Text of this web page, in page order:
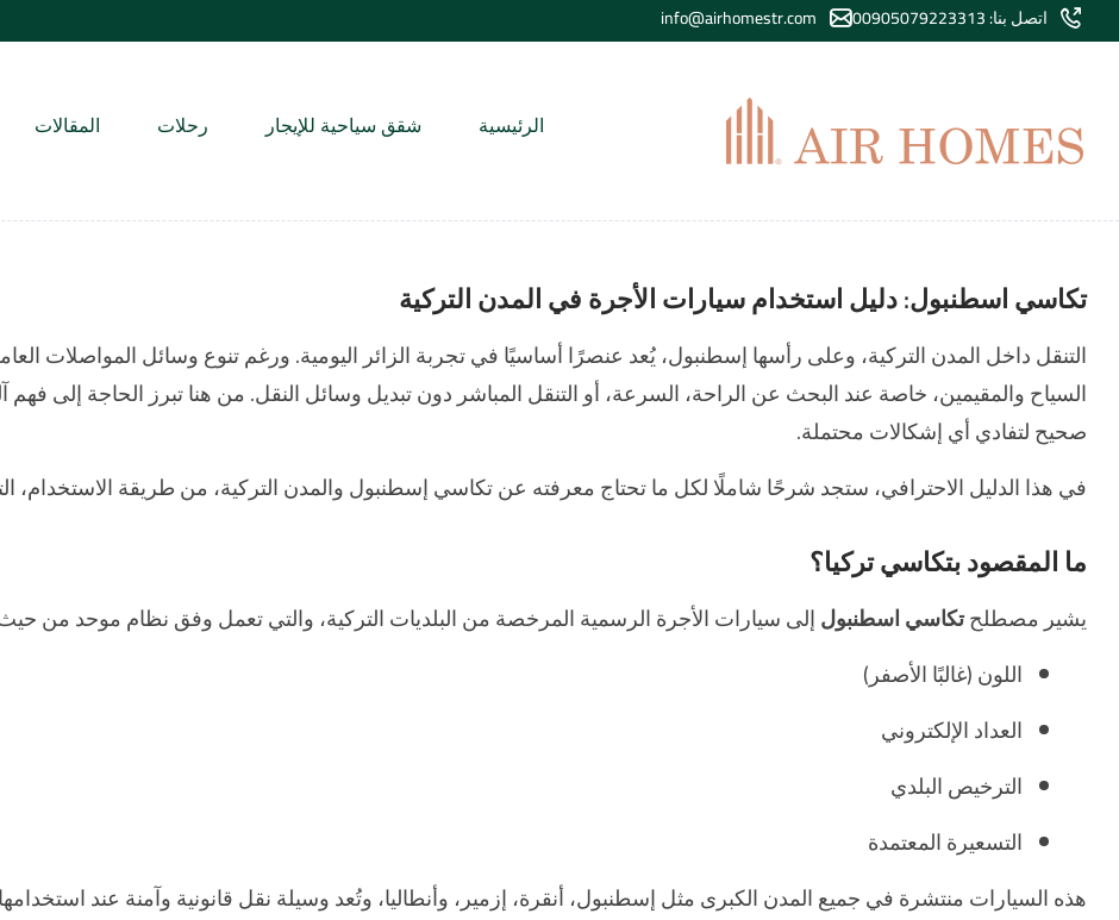
اتصل بنا: 00905079223313 info@airhomestr.com
الرئيسية شقق سياحية للإيجار رحلات المقالات
تكاسي اسطنبول: دليل استخدام سيارات الأجرة في المدن التركية
التنقل داخل المدن التركية، وعلى رأسها إسطنبول، يُعد عنصرًا أساسيًا في تجربة الزائر اليومية. ورغم تنوع وسائل المواصلات
السياح والمقيمين، خاصة عند البحث عن الراحة، السرعة، أو التنقل المباشر دون تبديل وسائل النقل. من هنا تبرز الحاجة إلى
صحيح لتفادي أي إشكالات محتملة.
في هذا الدليل الاحترافي، ستجد شرحًا شاملًا لكل ما تحتاج معرفته عن تكاسي إسطنبول والمدن التركية، من طريقة الاستخدام،
ما المقصود بتكاسي تركيا؟
يشير مصطلحتكاسي اسطنبولإلى سيارات الأجرة الرسمية المرخصة من البلديات التركية، والتي تعمل وفق نظام موحد من
اللون (غالبًا الأصفر)
العداد الإلكتروني
الترخيص البلدي
التسعيرة المعتمدة
هذه السيارات منتشرة في جميع المدن الكبرى مثل إسطنبول، أنقرة، إزمير، وأنطاليا، وتُعد وسيلة نقل قانونية وآمنة عند